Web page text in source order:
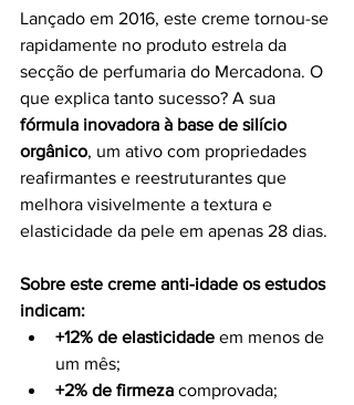
Lançado em 2016, este creme tornou-se
rapidamente no produto estrela da
secção de perfumaria do Mercadona. O
que explica tanto sucesso? A sua
fórmula inovadora à base de silício
orgânico, um ativo com propriedades
reafirmantes e reestruturantes que
melhora visivelmente a textura e
elasticidade da pele em apenas 28 dias.
Sobre este creme anti-idade os estudos
indicam:
+12% de elasticidade em menos de
um mês;
+2% de firmeza comprovada;